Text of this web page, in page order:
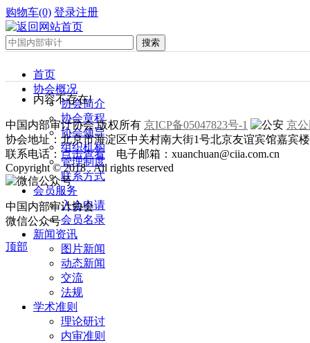
购物车(0) 登录注册
首页
协会概况
协会简介
协会章程
协会领导
组织机构
管理制度
联系方式
会员服务
入会申请
会员名录
新闻资讯
图片新闻
动态新闻
交流
法规
学术准则
理论研讨
内审准则
内容不存在!
中国内部审计协会.版权所有 京ICP备05047823号-1
京公
协会地址：北京市海淀区中关村南大街1号北京友谊宾馆嘉宾
联系电话： 点击查看 电子邮箱：xuanchuan@ciia.com.cn
Copyright © 2018 . All rights reserved
中国内部审计协会
微信公众号
顶部